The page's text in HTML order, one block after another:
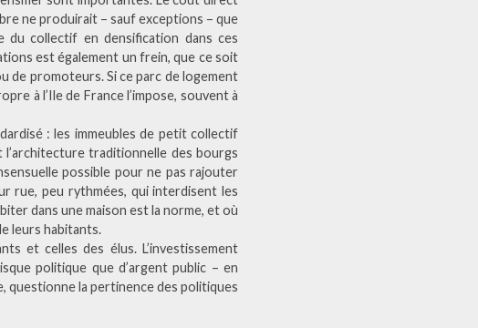
ne produirait – sauf exceptions – que
du collectif en densification dans ces
est également un frein, que ce soit
de promoteurs. Si ce parc de logement
à l’Ile de France l’impose, souvent à
: les immeubles de petit collectif
traditionnelle des bourgs
possible pour ne pas rajouter
rue, peu rythmées, qui interdisent les
dans une maison est la norme, et où
leurs habitants.
et celles des élus. L’investissement
politique que d’argent public – en
questionne la pertinence des politiques